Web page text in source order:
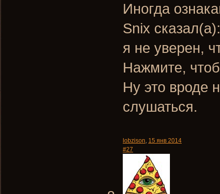
Иногда
Snix
я не уверен,
Нажмите,
Ну это вроде
слушаться.
lobzison, 15 янв 2014
#27